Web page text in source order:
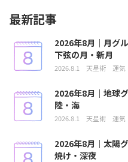
最新記事
2026年8月｜月グ
下弦の月・新月
2026.8.1 天星術 運気
2026年8月｜地球
陸・海
2026.8.1 天星術 運気
2026年8月｜太陽
焼け・深夜